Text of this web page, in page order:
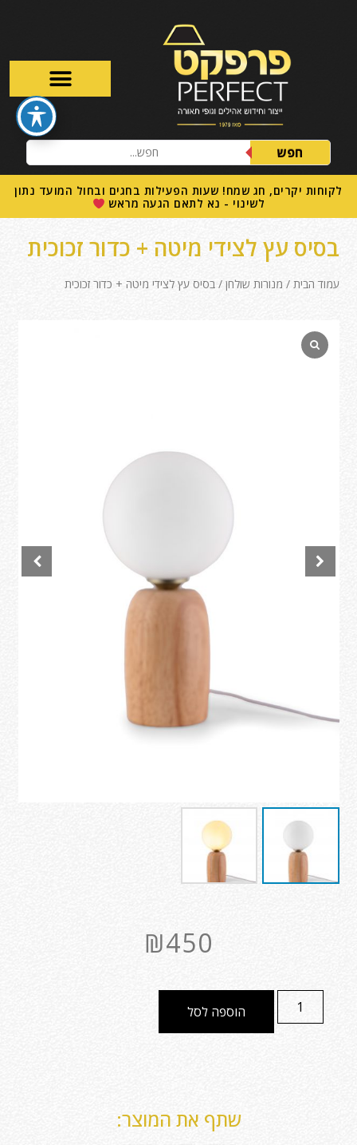
חפש
לקוחות יקרים, חג שמח! שעות הפעילות בחגים ובחול המועד נתון
לשינוי - נא לתאם הגעה מראש
בסיס עץ לצידי מיטה + כדור זכוכית
עמוד הבית / מנורות שולחן / בסיס עץ לצידי מיטה + כדור זכוכית
₪450
הוספה לסל
שתף את המוצר: